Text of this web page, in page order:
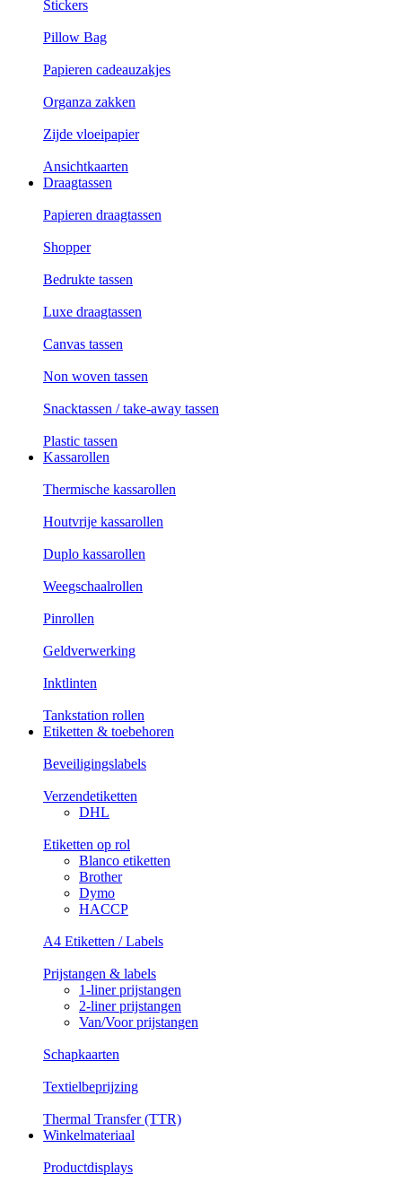
Stickers
Pillow Bag
Papieren cadeauzakjes
Organza zakken
Zijde vloeipapier
Ansichtkaarten
Draagtassen
Papieren draagtassen
Shopper
Bedrukte tassen
Luxe draagtassen
Canvas tassen
Non woven tassen
Snacktassen / take-away tassen
Plastic tassen
Kassarollen
Thermische kassarollen
Houtvrije kassarollen
Duplo kassarollen
Weegschaalrollen
Pinrollen
Geldverwerking
Inktlinten
Tankstation rollen
Etiketten & toebehoren
Beveiligingslabels
Verzendetiketten
DHL
Etiketten op rol
Blanco etiketten
Brother
Dymo
HACCP
A4 Etiketten / Labels
Prijstangen & labels
1-liner prijstangen
2-liner prijstangen
Van/Voor prijstangen
Schapkaarten
Textielbeprijzing
Thermal Transfer (TTR)
Winkelmateriaal
Productdisplays